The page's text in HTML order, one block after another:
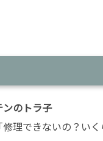
ンのトラ子
「修理できないの？い